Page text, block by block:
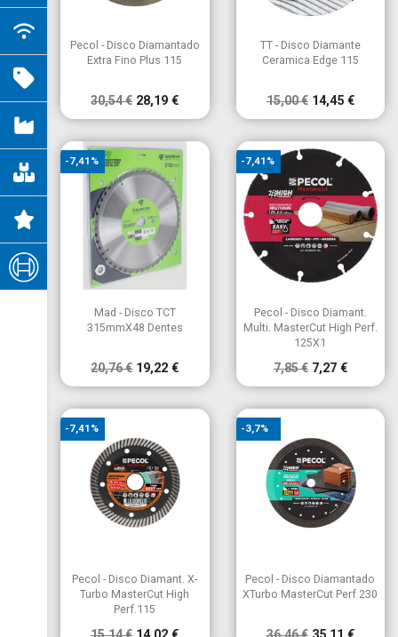
Vista rápida
Pecol - Disco Diamantado
Extra Fino Plus 115
30,54 € 28,19 €
Vista rápida
TT - Disco Diamante
Ceramica Edge 115
15,00 € 14,45 €
 Vista rápida
Mad - Disco TCT
315mmX48 Dentes
20,76 € 19,22 €
-7,41%
Vista rápida
Pecol - Disco Diamant.
Multi. MasterCut High Perf.
125X1
7,85 € 7,27 €
-7,41%
Vista rápida
Pecol - Disco Diamant. X-
Turbo MasterCut High
Perf.115
-7,41%
Vista rápida
Pecol - Disco Diamantado
XTurbo MasterCut Perf 230
-3,7%